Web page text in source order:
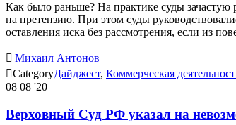
Как было раньше? На практике суды зачастую
на претензию. При этом суды
оставления иска без рассмотрения, если из
 Михаил Антонов
CategoryДайджест, Коммерческая
08 08 '20
Верховный Суд РФ указал на